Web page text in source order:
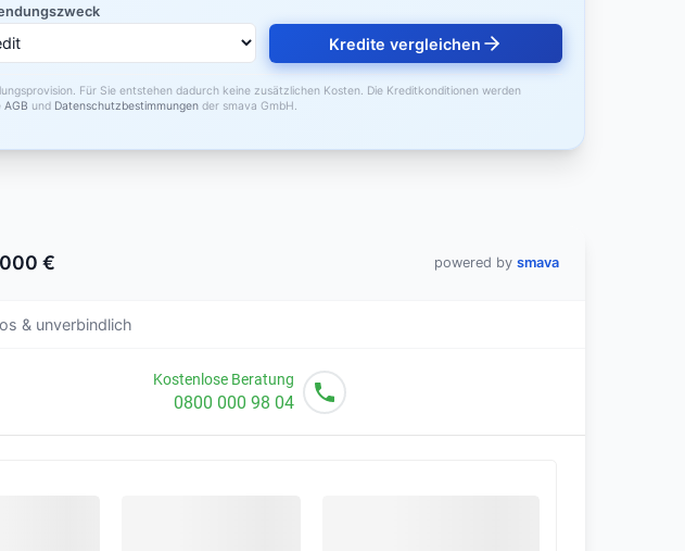
Kredite vergleichen
Für Sie entstehen dadurch keine zusätzlichen Kosten. Die Kreditkonditionen werden
AGB und Datenschutzbestimmungen der smava GmbH.
€ powered by smava
& unverbindlich